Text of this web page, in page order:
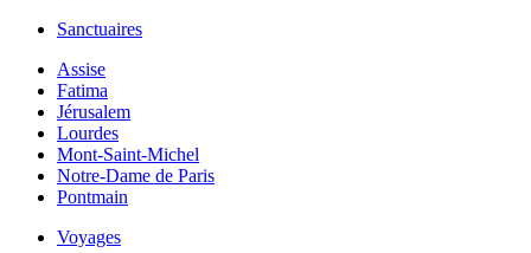
Sanctuaires
Assise
Fatima
Jérusalem
Lourdes
Mont-Saint-Michel
Notre-Dame de Paris
Pontmain
Voyages